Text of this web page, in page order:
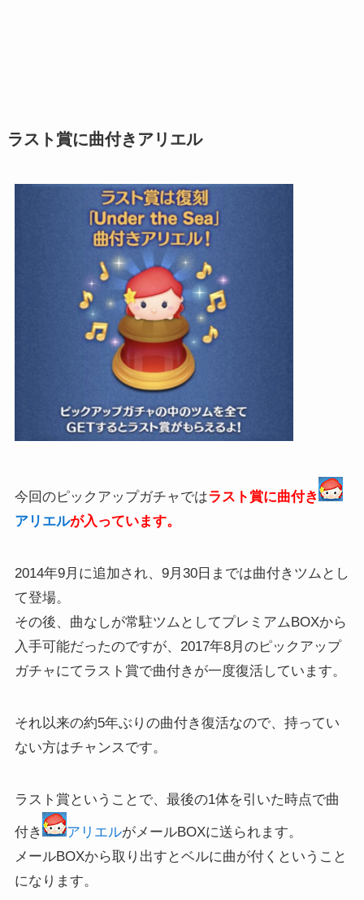
ラスト賞に曲付きアリエル
今回のピックアップガチャではラスト賞に曲付き
アリエルが入っています。
2014年9月に追加され、9月30日までは曲付きツムとし
て登場。
その後、曲なしが常駐ツムとしてプレミアムBOXから
入手可能だったのですが、2017年8月のピックアップ
ガチャにてラスト賞で曲付きが一度復活しています。
それ以来の約5年ぶりの曲付き復活なので、持ってい
ない方はチャンスです。
ラスト賞ということで、最後の1体を引いた時点で曲
付き アリエルがメールBOXに送られます。
メールBOXから取り出すとベルに曲が付くということ
になります。